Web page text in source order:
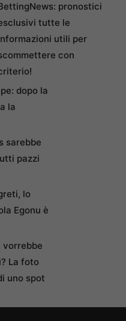
pronostici
tutte le
utili per
con
dopo la
la
sarebbe
pazzi
lo
Egonu è
vorrebbe
La foto
uno spot